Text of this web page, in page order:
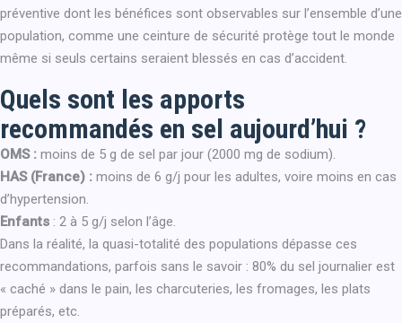
préventive dont les bénéfices sont observables sur l’ensemble d’une
population, comme une ceinture de sécurité protège tout le monde
même si seuls certains seraient blessés en cas d’accident.
Quels sont les apports
recommandés en sel aujourd’hui ?
OMS : moins de 5 g de sel par jour (2000 mg de sodium).
HAS (France) : moins de 6 g/j pour les adultes, voire moins en cas
d’hypertension.
Enfants : 2 à 5 g/j selon l’âge.
Dans la réalité, la quasi-totalité des populations dépasse ces
recommandations, parfois sans le savoir : 80% du sel journalier est
« caché » dans le pain, les charcuteries, les fromages, les plats
préparés, etc.